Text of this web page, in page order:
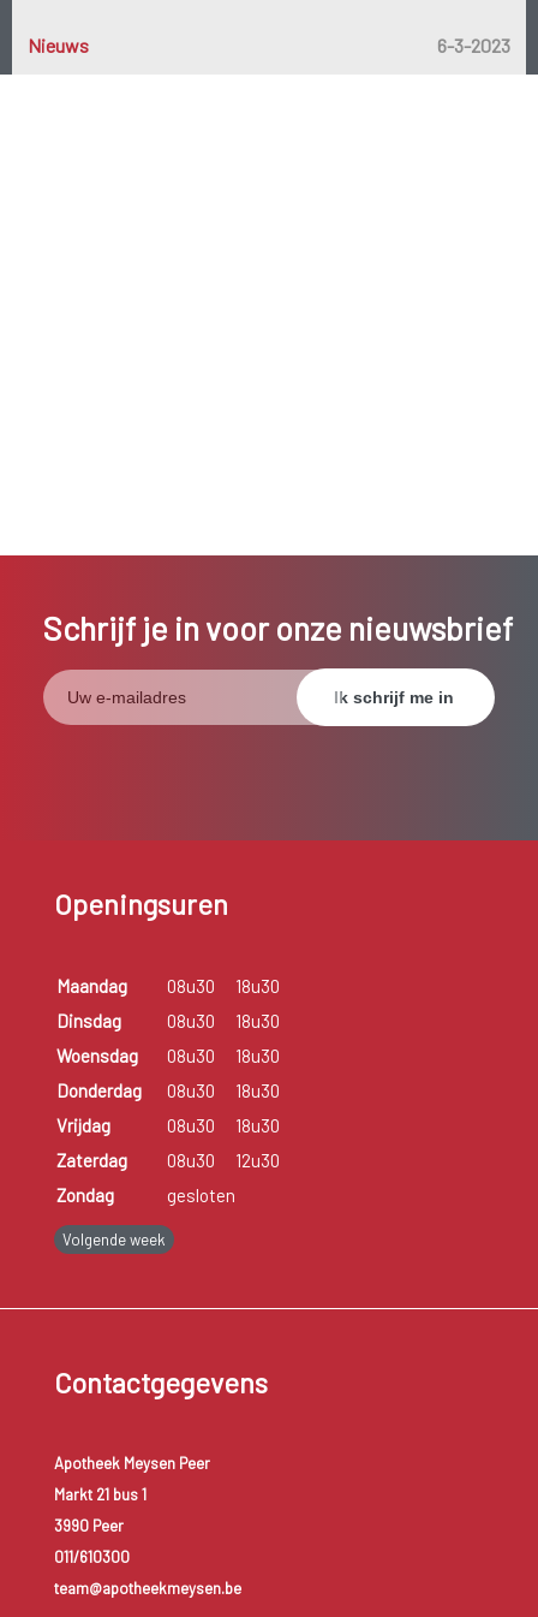
Nieuws 6-3-2023
Schrijf je in voor onze nieuwsbrief
Openingsuren
Maandag 08u30
18u30
Dinsdag
08u30
18u30
Woensdag
08u30
18u30
Donderdag
08u30
18u30
Vrijdag
08u30
18u30
Zaterdag
08u30
12u30
Zondag
gesloten
Volgende week
Contactgegevens
Apotheek Meysen Peer
Markt 21 bus 1
3990 Peer
011/610300
team@apotheekmeysen.be